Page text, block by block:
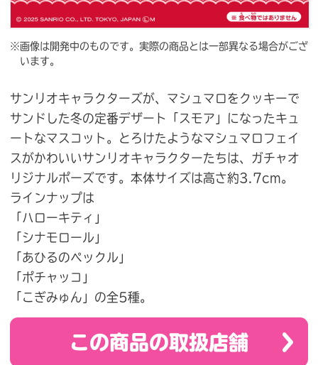
※画像は開発中のものです。実際の商品とは一部異なる場合がござ
います。
サンリオキャラクターズが、マシュマロをクッキーで
サンドした冬の定番デザート「スモア」になったキュ
ートなマスコット。とろけたようなマシュマロフェイ
スがかわいいサンリオキャラクターたちは、ガチャオ
リジナルポーズです。本体サイズは高さ約3.7cm。
ラインナップは
「ハローキティ」
「シナモロール」
「あひるのペックル」
「ポチャッコ」
「こぎみゅん」の全5種。
この商品の取扱店舗